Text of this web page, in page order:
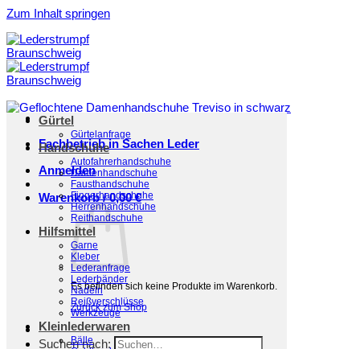
Zum Inhalt springen
Fachbetrieb in Sachen Leder
Anmelden
Warenkorb /0,00€
Es befinden sich keine Produkte im Warenkorb.
Zurück zum Shop
Suchen nach:
Gürtel
Gürtelanfrage
Handschuhe
Autofahrerhandschuhe
Damenhandschuhe
Fausthandschuhe
Fingerhandschuhe
Herrenhandschuhe
Reithandschuhe
Hilfsmittel
Garne
Kleber
Lederanfrage
Lederbänder
Nadeln
Reißverschlüsse
Werkzeuge
Kleinlederwaren
Bälle